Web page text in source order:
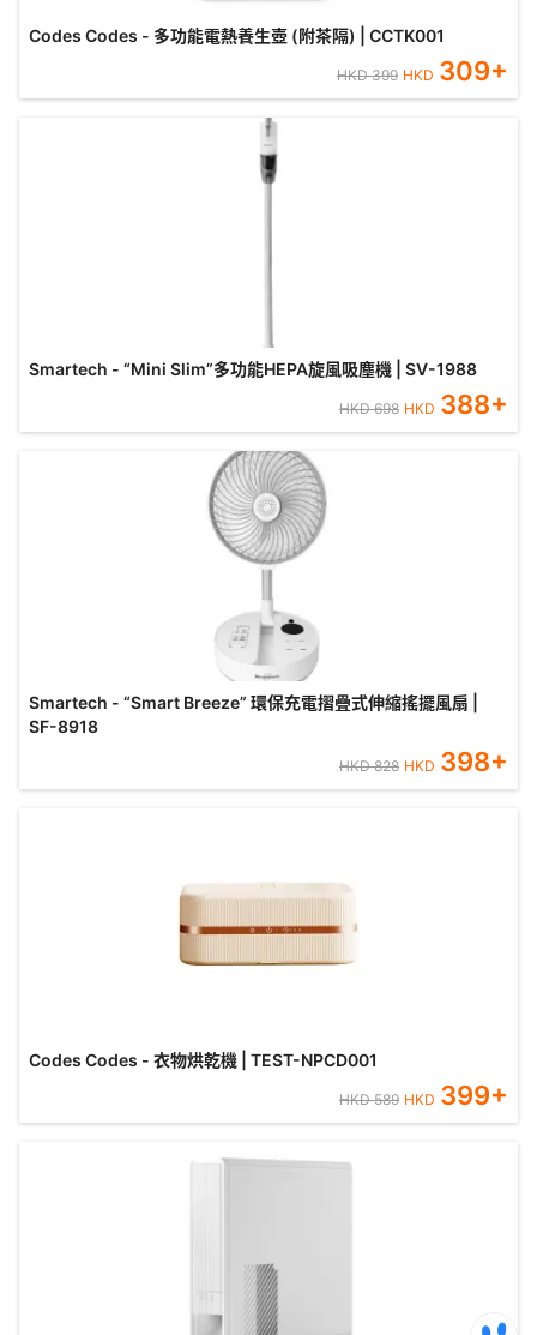
Codes Codes - 多功能電熱養生壺 (附茶隔) | CCTK001
HKD399 HKD 309+
Smartech - “Mini Slim”多功能HEPA旋風吸塵機 | SV-1988
HKD698 HKD 388+
Smartech - “Smart Breeze” 環保充電摺疊式伸縮搖擺風扇 |
SF-8918
HKD828 HKD 398+
Codes Codes - 衣物烘乾機 | TEST-NPCD001
HKD589 HKD 399+